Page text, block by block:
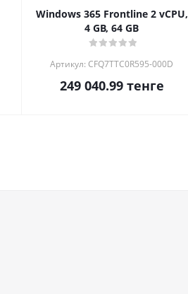
Windows 365 Frontline 2 vCPU,
4 GB, 64 GB
Артикул: CFQ7TTC0R595-000D
249 040.99тенге